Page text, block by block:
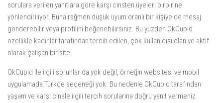
sorulara verilen yanıtlara göre karşı cinsten üyeleri birbirine
yönlendiriliyor. Buna rağmen düşük uyum oranlı bir kişiye de mesaj
gönderebilir veya profilini beğenebilirsiniz. Bu yüzden OkCupid
özellikle kadınlar tarafından tercih edilen, çok kullanıcısı olan ve aktif
olarak çalışan bir site.
OkCupid ile ilgili sorunlar da yok değil, örneğin websitesi ve mobil
uygulamada Türkçe seçeneği yok. Bu nedenle OkCupid tarafından
yaşam ve karşı cinsle ilgili tercih sorularına doğru yanıt vermeniz